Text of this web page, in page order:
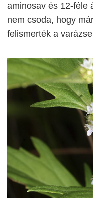
aminosav és 12-féle
nem csoda, hogy
felismerték a